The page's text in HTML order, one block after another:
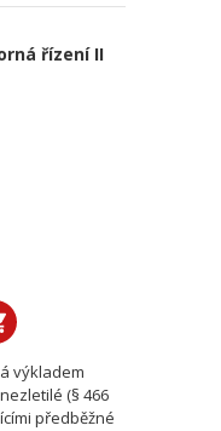
řízení II
výkladem
(§ 466
předběžné